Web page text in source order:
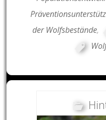
der Wolfsbestände,